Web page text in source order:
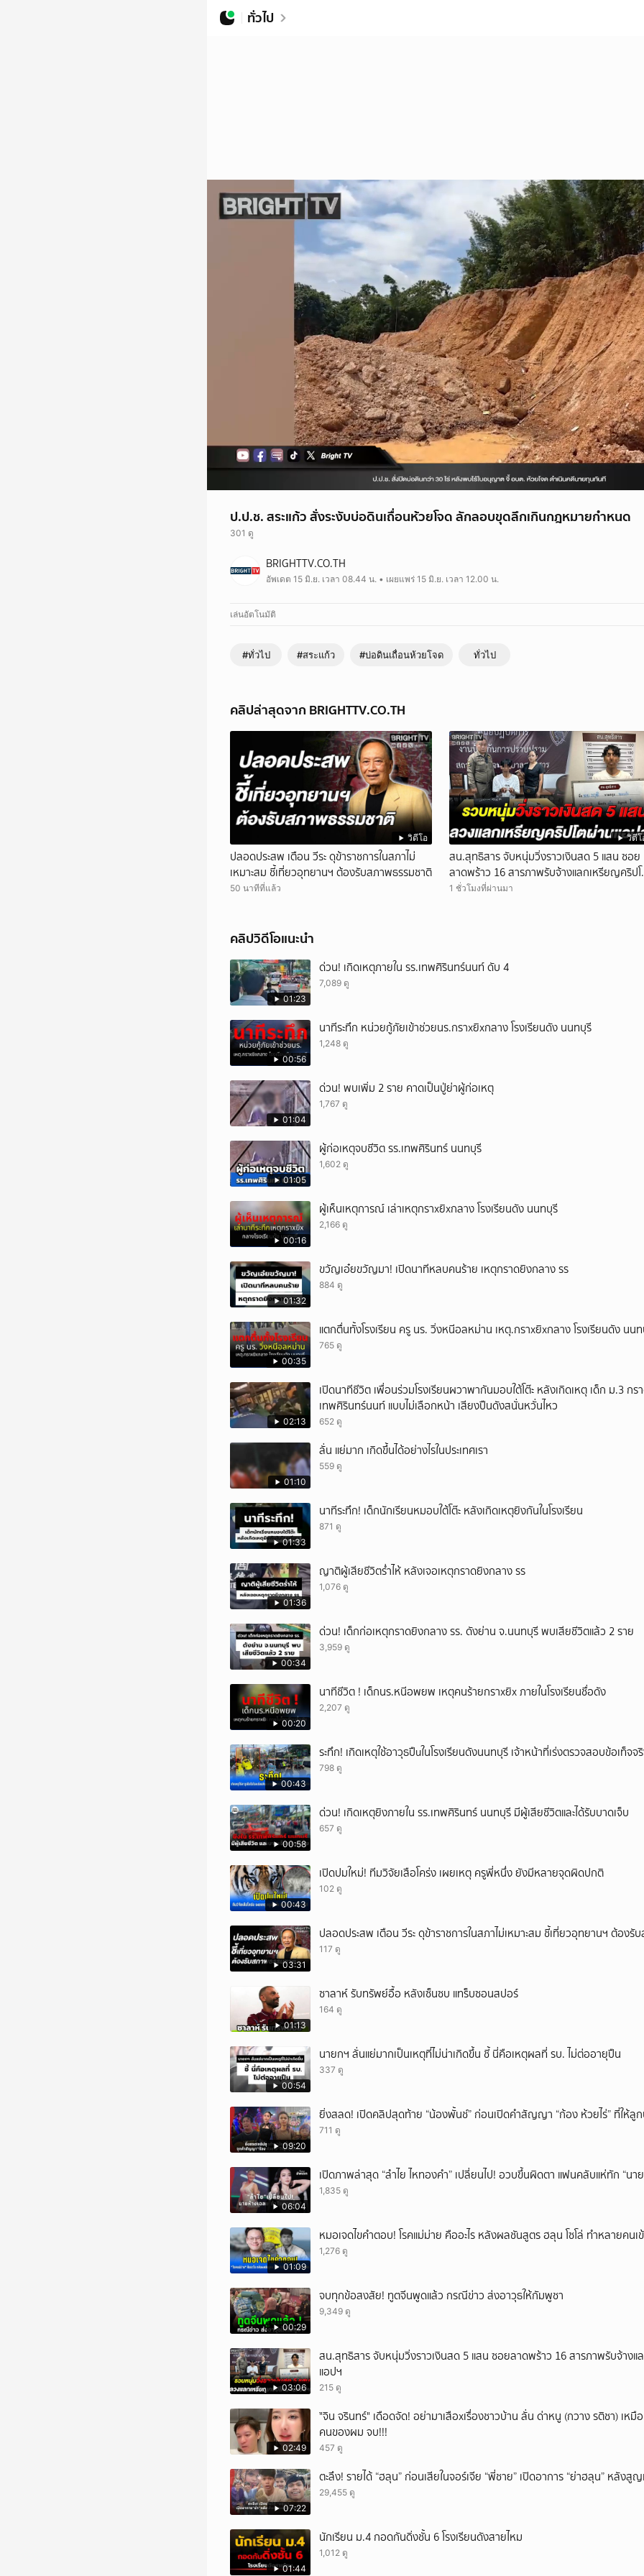
ทั่วไป
ป.ป.ช. สระแก้ว สั่งระงับบ่อดินเถื่อนห้วยโจด ลักลอบขุดลึกเกินกฎหมายกำหนด
301 ดู
BRIGHTTV.CO.TH
อัพเดต 15 มิ.ย. เวลา 08.44 น. • เผยแพร่ 15 มิ.ย. เวลา 12.00 น.
เล่นอัตโนมัติ
#ทั่วไป #สระแก้ว #บ่อดินเถื่อนห้วยโจด ทั่วไป
คลิปล่าสุดจาก BRIGHTTV.CO.TH
วิดีโอ
ปลอดประสพ เตือน วีระ ดุข้าราชการในสภาไม่
เหมาะสม ชี้เที่ยวอุทยานฯ ต้องรับสภาพธรรมชาติ
50 นาทีที่แล้ว
วิดีโ
สน.สุทธิสาร จับหนุ่มวิ่งราวเงินสด 5 แสน ซอย
ลาดพร้าว 16 สารภาพรับจ้างแลกเหรียญคริป
ผ่านแอปฯ
1 ชั่วโมงที่ผ่านมา
คลิปวิดีโอแนะนำ
01:23
ด่วน! เกิดเหตุภายใน รร.เทพศิรินทร์นนท์ ดับ 4
7,089 ดู
00:56
นาทีระทึก หน่วยกู้ภัยเข้าช่วยนร.กราxยิxกลาง โรงเรียนดัง นนทบุรี
1,248 ดู
01:04
ด่วน! พบเพิ่ม 2 ราย คาดเป็นปู่ย่าผู้ก่อเหตุ
1,767 ดู
01:05
ผู้ก่อเหตุจบชีวิต รร.เทพศิรินทร์ นนทบุรี
1,602 ดู
00:16
ผู้เห็นเหตุการณ์ เล่าเหตุกราxยิxกลาง โรงเรียนดัง นนทบุรี
2,166 ดู
01:32
ขวัญเอ๋ยขวัญมา! เปิดนาทีหลบคนร้าย เหตุกราดยิงกลาง รร
884 ดู
00:35
แตกตื่นทั้งโรงเรียน ครู นร. วิ่งหนีอลหม่าน เหตุ.กราxยิxกลาง โรงเรียนดัง นน
765 ดู
02:13
เปิดนาทีชีวิต เพื่อนร่วมโรงเรียนผวาพากันมอบใต้โต๊ะ หลังเกิดเหตุ เด็ก ม.3 กรา
เทพศิรินทร์นนท์ แบบไม่เลือกหน้า เสียงปืนดังสนั่นหวั่นไหว
652 ดู
01:10
ลั่น แย่มาก เกิดขึ้นได้อย่างไรในประเทศเรา
559 ดู
01:33
นาทีระทึก! เด็กนักเรียนหมอบใต้โต๊ะ หลังเกิดเหตุยิงกันในโรงเรียน
871 ดู
01:36
ญาติผู้เสียชีวิตร่ำไห้ หลังเจอเหตุกราดยิงกลาง รร
1,076 ดู
00:34
ด่วน! เด็กก่อเหตุกราดยิงกลาง รร. ดังย่าน จ.นนทบุรี พบเสียชีวิตแล้ว 2 ราย
3,959 ดู
00:20
นาทีชีวิต ! เด็กนร.หนีอพยพ เหตุคนร้ายกราxยิx ภายในโรงเรียนชื่อดัง
2,207 ดู
00:43
ระทึก! เกิดเหตุใช้อาวุธปืuในโรงเรียนดังนนทบุรี เจ้าหน้าที่เร่งตรวจสอบข้อเท็จจ
798 ดู
00:58
ด่วน! เกิดเหตุยิงภายใน รร.เทพศิรินทร์ นนทบุรี มีผู้เสียชีวิตและได้รับบาดเจ็บ
657 ดู
00:43
เปิดปมใหม่! ทีมวิจัยเสือโคร่ง เผยเหตุ ครูพี่หนึ่ง ยังมีหลายจุดผิดปกติ
102 ดู
03:31
ปลอดประสพ เตือน วีระ ดุข้าราชการในสภาไม่เหมาะสม ชี้เที่ยวอุทยานฯ ต้องรั
117 ดู
01:13
ซาลาห์ รับทรัพย์อื้อ หลังเซ็นซบ แทร็บซอนสปอร์
164 ดู
00:54
นายกฯ ลั่นแย่มากเป็นเหตุที่ไม่น่าเกิดขึ้น ชี้ นี่คือเหตุผลที่ รบ. ไม่ต่ออายุปืน
337 ดู
09:20
ยิ่งสลด! เปิดคลิปสุดท้าย “น้องพั้นช์” ก่อนเปิดคำสัญญา “ก้อง ห้วยไร่” ที่ให้ลู
711 ดู
06:04
เปิดภาพล่าสุด “ลำไย ไหทองคำ” เปลี่ยนไป! อวบขึ้นผิดตา แฟนคลับแห่ทัก “นา
1,835 ดู
01:09
หมอเจดไขคำตอบ! โรคแม่ม่าย คืออะไร หลังผลชันสูตร ฮลุน โซโล่ ทำหลายคนเ
1,276 ดู
00:29
จบทุกข้อสงสัย! ทูตจีนพูดแล้ว กรณีข่าว ส่งอาวุธให้กัมพูชา
9,349 ดู
03:06
สน.สุทธิสาร จับหนุ่มวิ่งราวเงินสด 5 แสน ซอยลาดพร้าว 16 สารภาพรับจ้างแ
แอปฯ
215 ดู
02:49
"จิน จรินทร์" เดือดจัด! อย่ามาเสือxเรื่องชาวบ้าน ลั่น ด่าหนู (กวาง รติชา) เห
คนของผม จบ!!!
457 ดู
07:22
ตะลึง! รายได้ “ฮลุน” ก่อนเสียในจอร์เจีย “พี่ชาย” เปิดอาการ “ย่าฮลุน” หลัง
29,455 ดู
01:44
นักเรียน ม.4 กอดกันดิ่งชั้น 6 โรงเรียนดังสายไหม
1,012 ดู